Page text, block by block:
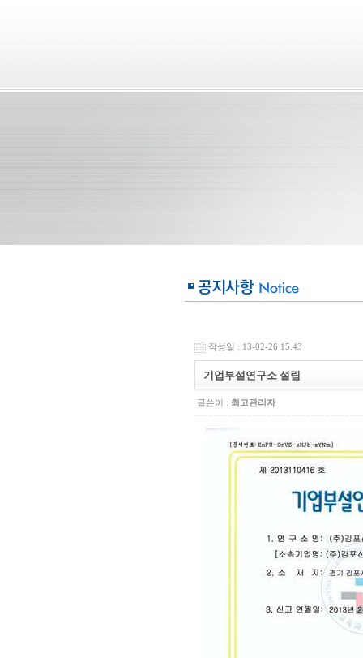
작성일 : 13-02-26 15:43
기업부설연구소 설립
글쓴이 : 최고관리자